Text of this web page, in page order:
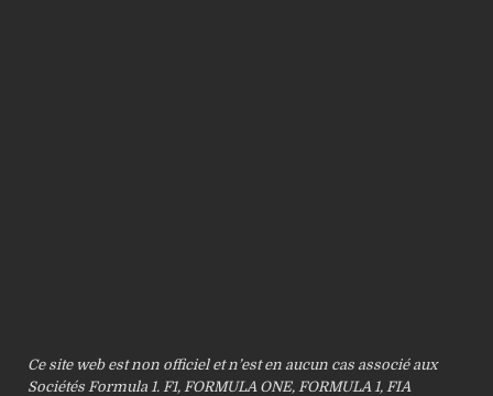
Ce site web est non officiel et n’est en aucun cas associé aux
Sociétés Formula 1. F1, FORMULA ONE, FORMULA 1, FIA